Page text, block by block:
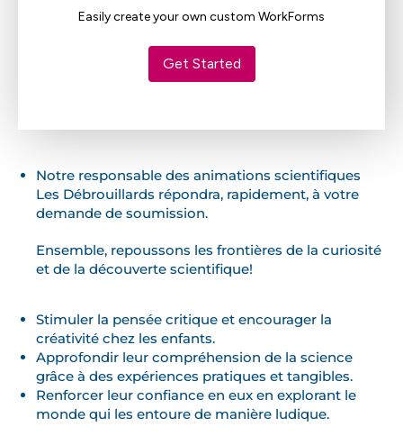
Notre responsable des animations scientifiques
Les Débrouillards répondra, rapidement, à votre
demande de soumission.
Ensemble, repoussons les frontières de la curiosité
et de la découverte scientifique!
Stimuler la pensée critique et encourager la
créativité chez les enfants.
Approfondir leur compréhension de la science
grâce à des expériences pratiques et tangibles.
Renforcer leur confiance en eux en explorant le
monde qui les entoure de manière ludique.